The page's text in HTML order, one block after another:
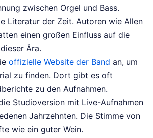
zwischen Orgel und Bass.
Literatur der Zeit. Autoren wie Allen
einen großen Einfluss auf die
Ära.
offizielle Website der Band an, um
zu finden. Dort gibt es oft
zu den Aufnahmen.
Studioversion mit Live-Aufnahmen
Jahrzehnten. Die Stimme von
wie ein guter Wein.